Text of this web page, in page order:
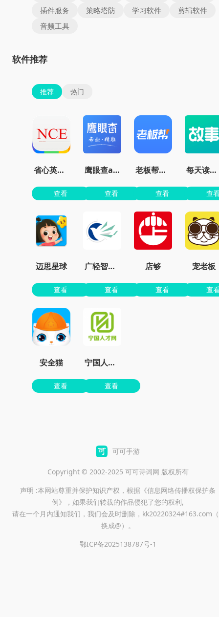
插件服务
策略塔防 学习软件
剪辑软件
音频工具
软件推荐
推荐 热门
省心英语新概念安卓版
查看
鹰眼查app
查看
老板帮官方版
查看
每天读点故事
查
迈思星球
查看
广轻智慧3.0
查看
店够
查看
宠老板
查
安全猫
查看
宁国人才网
查看
可可手游
Copyright © 2002-2025 可可诗词网 版权所有
声明 :本网站尊重并保护知识产权，根据《信息网络传播权保护条
例》，如果我们转载的作品侵犯了您的权利,
请在一个月内通知我们，我们会及时删除，kk20220324#163.com
换成@）。
鄂ICP备2025138787号-1